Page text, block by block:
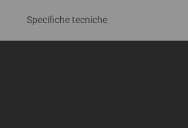
Specifiche tecniche